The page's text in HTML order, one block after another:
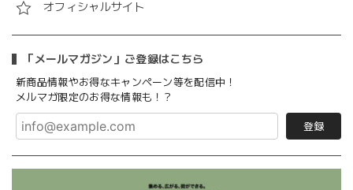
オフィシャルサイト
「メールマガジン」ご登録はこちら
新商品情報やお得なキャンペーン等を配信中！
メルマガ限定のお得な情報も！？
登録